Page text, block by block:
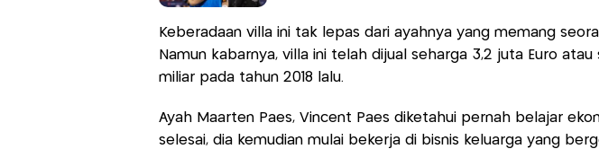
Keberadaan villa ini tak lepas dari ayahnya yang memang
Namun kabarnya, villa ini telah dijual seharga 3,2 juta Euro
miliar pada tahun 2018 lalu.
Ayah Maarten Paes, Vincent Paes diketahui pernah belajar
selesai, dia kemudian mulai bekerja di bisnis keluarga yang